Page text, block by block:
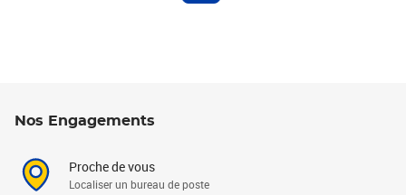
Nos Engagements
Proche de vous
Localiser un bureau de poste